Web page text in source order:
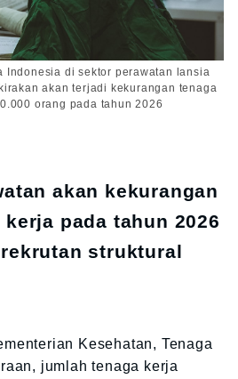
Indonesia di sektor perawatan lansia
akan terjadi kekurangan tenaga
orang pada tahun 2026
akan kekurangan
kerja pada tahun 2026
struktural
Kesehatan, Tenaga
jumlah tenaga kerja